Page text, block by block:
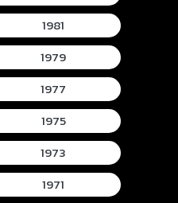
1981
1979
1977
1975
1973
1971